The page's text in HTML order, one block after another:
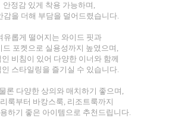
안정감 있게 착용 가능하며,
감을 더해 부담을 덜어드렸습니다.
유롭게 떨어지는 와이드 핏과
드 포켓으로 실용성까지 높였으며,
인 비침이 있어 다양한 이너와 함께
인 스타일링을 즐기실 수 있습니다.
론 다양한 상의와 매치하기 좋으며,
룩부터 바캉스룩, 리조트룩까지
하기 좋은 아이템으로 추천드립니다.